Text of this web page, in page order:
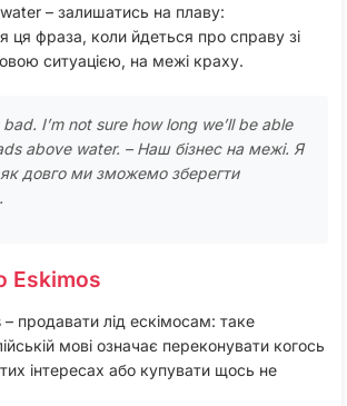
– залишатись на плаву:
ця фраза, коли йдеться про справу зі
ситуацією, на межі краху.
I’m not sure how long we’ll be able
above water. – Наш бізнес на межі. Я
довго ми зможемо зберегти
Eskimos
продавати лід ескімосам: таке
мові означає переконувати когось
інтересах або купувати щось не